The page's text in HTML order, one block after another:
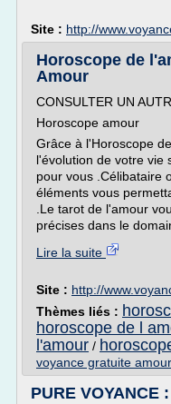
Site : http://
Horoscope de
Amour
CONSULTER UN
Horoscope amour
Grâce à l'Horoscope
l'évolution de votre vie
pour vous .Célibataire
éléments vous
.Le tarot de l'amour
précises dans le
Lire la suite
Site : http://
Thèmes liés :
horoscope de l
l'amour /
voyance gratuite amour
PURE